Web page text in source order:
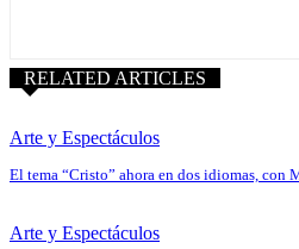
RELATED ARTICLES
Arte y Espectáculos
El tema “Cristo” ahora en dos idiomas, con
Arte y Espectáculos